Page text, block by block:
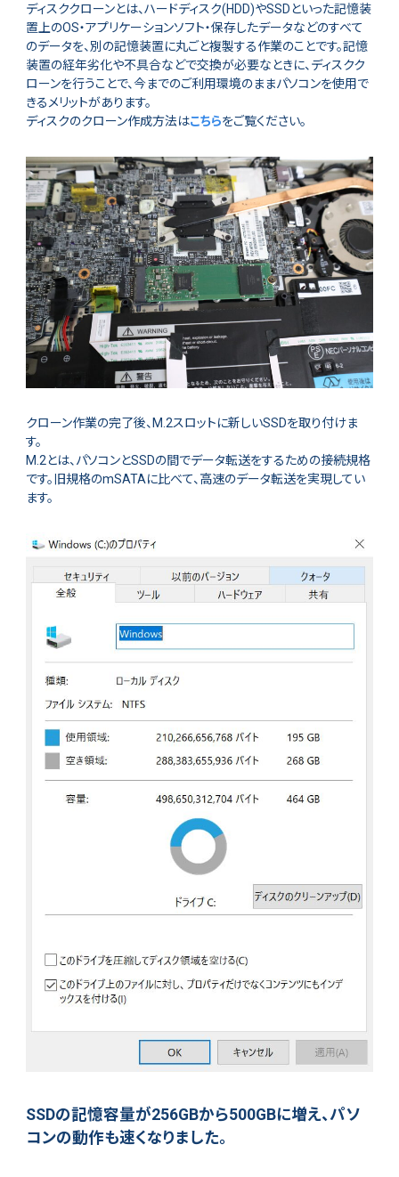
ディスククローンとは、ハードディスク(HDD)やSSDといった記憶装
置上のOS・アプリケーションソフト・保存したデータなどのすべて
のデータを、別の記憶装置に丸ごと複製する作業のことです。記憶
装置の経年劣化や不具合などで交換が必要なときに、ディスクク
ローンを行うことで、今までのご利用環境のままパソコンを使用で
きるメリットがあります。
ディスクのクローン作成方法はこちらをご覧ください。
クローン作業の完了後、M.2スロットに新しいSSDを取り付けま
す。
M.2とは、パソコンとSSDの間でデータ転送をするための接続規格
です。旧規格のmSATAに比べて、高速のデータ転送を実現してい
ます。
SSDの記憶容量が256GBから500GBに増え、パソ
コンの動作も速くなりました。